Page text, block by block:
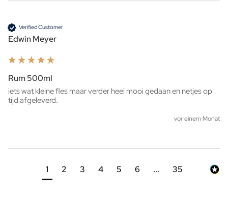
Verified Customer
Edwin Meyer
Rum 500ml
iets wat kleine fles maar verder heel mooi gedaan en netjes op
tijd afgeleverd.
vor einem Monat
1 2 3 4 5 6 ... 35